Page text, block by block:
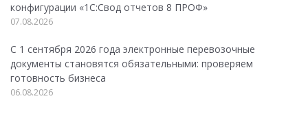
конфигурации «1C:Свод отчетов 8 ПРОФ»
07.08.2026
С 1 сентября 2026 года электронные перевозочные
документы становятся обязательными: проверяем
готовность бизнеса
06.08.2026